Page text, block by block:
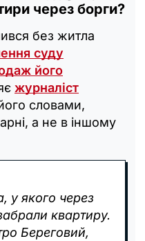
через борги?
без житла
суду
його
журналіст
словами,
а не в іншому
у якого через
квартиру.
Береговий,